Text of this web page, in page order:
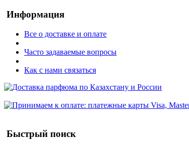
Информация
Все о доставке и оплате
Часто задаваемые вопросы
Как с нами связаться
Быстрый поиск